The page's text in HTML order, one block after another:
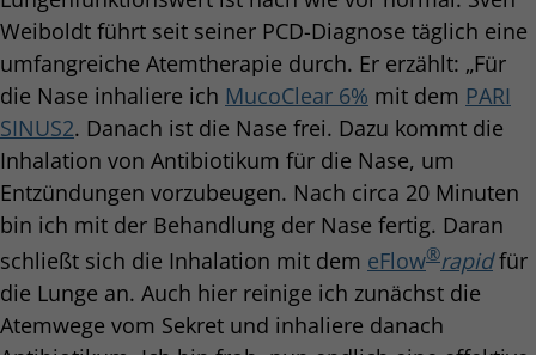
Weiboldt führt seit seiner PCD-Diagnose täglich eine
umfangreiche Atemtherapie durch. Er erzählt: „Für
die Nase inhaliere ich MucoClear 6% mit dem PARI
SINUS2. Danach ist die Nase frei. Dazu kommt die
Inhalation von Antibiotikum für die Nase, um
Entzündungen vorzubeugen. Nach circa 20 Minuten
bin ich mit der Behandlung der Nase fertig. Daran
schließt sich die Inhalation mit dem eFlow®rapidfür
die Lunge an. Auch hier reinige ich zunächst die
Atemwege vom Sekret und inhaliere danach